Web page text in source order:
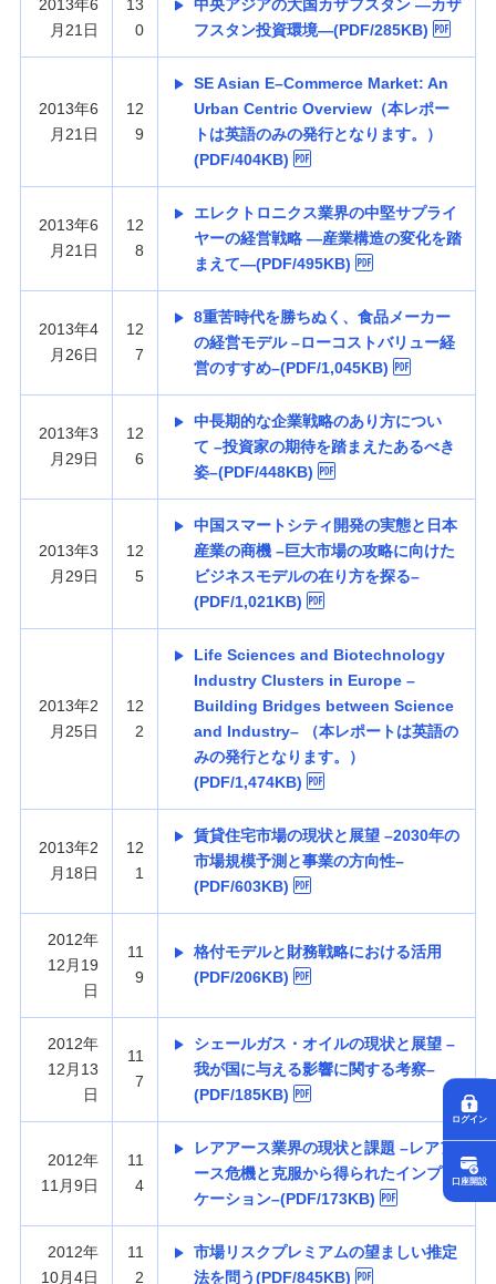
ログイン
口座開設
2013年6
月21日
13
0
中央アジアの大国カザフスタン —カザ
フスタン投資環境—(PDF/285KB)
2013年6
月21日
12
9
SE Asian E–Commerce Market: An
Urban Centric Overview（本レポー
トは英語のみの発行となります。）
(PDF/404KB)
2013年6
月21日
12
8
エレクトロニクス業界の中堅サプライ
ヤーの経営戦略 —産業構造の変化を踏
まえて—(PDF/495KB)
2013年4
月26日
12
7
8重苦時代を勝ちぬく、食品メーカー
の経営モデル –ローコストバリュー経
営のすすめ–(PDF/1,045KB)
2013年3
月29日
12
6
中長期的な企業戦略のあり方につい
て –投資家の期待を踏まえたあるべき
姿–(PDF/448KB)
2013年3
月29日
12
5
中国スマートシティ開発の実態と日本
産業の商機 –巨大市場の攻略に向けた
ビジネスモデルの在り方を探る–
(PDF/1,021KB)
2013年2
月25日
12
2
Life Sciences and Biotechnology
Industry Clusters in Europe –
Building Bridges between Science
and Industry– （本レポートは英語の
みの発行となります。）
(PDF/1,474KB)
2013年2
月18日
12
1
賃貸住宅市場の現状と展望 –2030年の
市場規模予測と事業の方向性–
(PDF/603KB)
2012年
12月19
日
11
9
格付モデルと財務戦略における活用
(PDF/206KB)
2012年
12月13
日
11
7
シェールガス・オイルの現状と展望 –
我が国に与える影響に関する考察–
(PDF/185KB)
2012年
11月9日
11
4
レアアース業界の現状と課題 –レアア
ース危機と克服から得られたインプリ
ケーション–(PDF/173KB)
2012年
10月4日
11
2
市場リスクプレミアムの望ましい推定
法を問う(PDF/845KB)